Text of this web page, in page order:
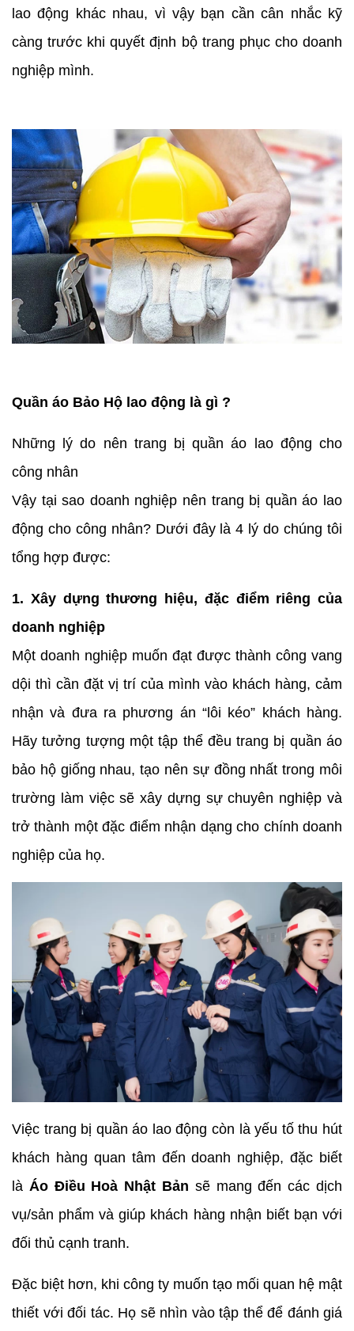
lao động khác nhau, vì vậy bạn cần cân nhắc kỹ
càng trước khi quyết định bộ trang phục cho doanh
nghiệp mình.
Quần áo Bảo Hộ lao động là gì ?
Những lý do nên trang bị quần áo lao động cho
công nhân
Vậy tại sao doanh nghiệp nên trang bị quần áo lao
động cho công nhân? Dưới đây là 4 lý do chúng tôi
tổng hợp được:
1. Xây dựng thương hiệu, đặc điểm riêng của
doanh nghiệp
Một doanh nghiệp muốn đạt được thành công vang
dội thì cần đặt vị trí của mình vào khách hàng, cảm
nhận và đưa ra phương án “lôi kéo” khách hàng.
Hãy tưởng tượng một tập thể đều trang bị quần áo
bảo hộ giống nhau, tạo nên sự đồng nhất trong môi
trường làm việc sẽ xây dựng sự chuyên nghiệp và
trở thành một đặc điểm nhận dạng cho chính doanh
nghiệp của họ.
Việc trang bị quần áo lao động còn là yếu tố thu hút
khách hàng quan tâm đến doanh nghiệp, đặc biết
là Áo Điều Hoà Nhật Bản sẽ mang đến các dịch
vụ/sản phẩm và giúp khách hàng nhận biết bạn với
đối thủ cạnh tranh.
Đặc biệt hơn, khi công ty muốn tạo mối quan hệ mật
thiết với đối tác. Họ sẽ nhìn vào tập thể để đánh giá